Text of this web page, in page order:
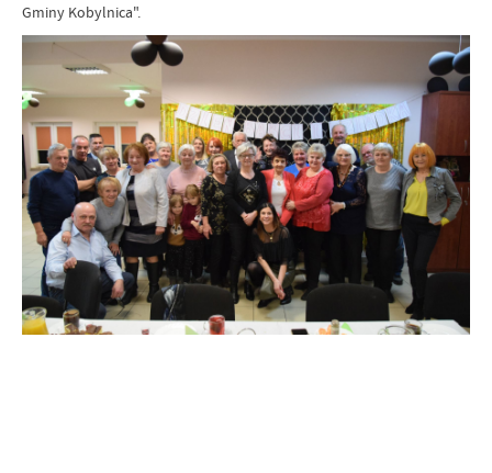
Gminy Kobylnica".